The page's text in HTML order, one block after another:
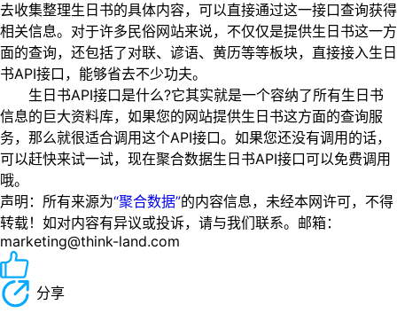
去收集整理生日书的具体内容，可以直接通过这一接口查询获得
相关信息。对于许多民俗网站来说，不仅仅是提供生日书这一方
面的查询，还包括了对联、谚语、黄历等等板块，直接接入生日
书API接口，能够省去不少功夫。
生日书API接口是什么?它其实就是一个容纳了所有生日书
信息的巨大资料库，如果您的网站提供生日书这方面的查询服
务，那么就很适合调用这个API接口。如果您还没有调用的话，
可以赶快来试一试，现在聚合数据生日书API接口可以免费调用
哦。
声明：所有来源为“聚合数据”的内容信息，未经本网许可，不得
转载！如对内容有异议或投诉，请与我们联系。邮箱：
marketing@think-land.com
分享